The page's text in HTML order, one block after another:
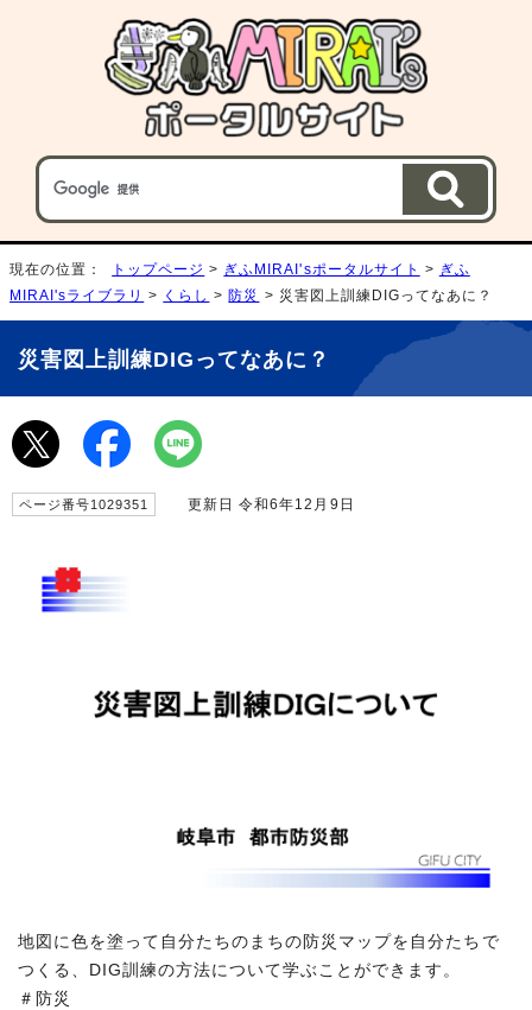
現在の位置： トップページ > ぎふMIRAI'sポータルサイト > ぎふ
MIRAI'sライブラリ > くらし > 防災 > 災害図上訓練DIGってなあに？
災害図上訓練DIGってなあに？
ページ番号1029351 更新日 令和6年12月9日
地図に色を塗って自分たちのまちの防災マップを自分たちで
つくる、DIG訓練の方法について学ぶことができます。
＃防災